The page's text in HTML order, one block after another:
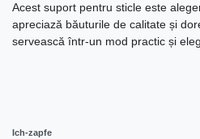
Acest suport pentru sticle este
apreciază băuturile de calitate și
servească într-un mod practic și
Ich-zapfe